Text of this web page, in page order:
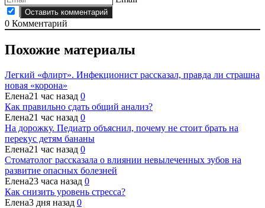
0 Комментарий
Похожие материалы
Легкий «флирт». Инфекционист рассказал, правда ли страшна
новая «корона»
Елена21 час назад 0
Как правильно сдать общий анализ?
Елена21 час назад 0
На дорожку. Педиатр объяснил, почему не стоит брать на
перекус детям бананы
Елена21 час назад 0
Стоматолог рассказала о влиянии невылеченных зубов на
развитие опасных болезней
Елена23 часа назад 0
Как снизить уровень стресса?
Елена3 дня назад 0